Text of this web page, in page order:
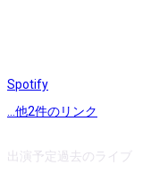
Spotify
...他2件のリンク
出演予定 過去のライブ